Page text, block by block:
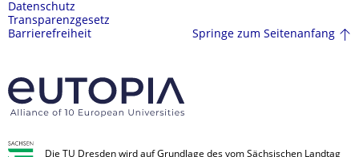
Datenschutz
Transparenzgesetz
Barrierefreiheit
Springe zum Seitenanfang
Die TU Dresden wird auf Grundlage des vom Sächsischen Landtag